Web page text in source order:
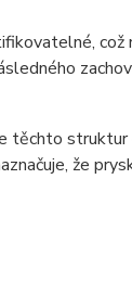
těchto struktur
že